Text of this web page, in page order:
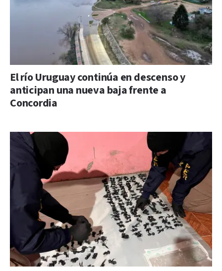
El río Uruguay continúa en descenso y
anticipan una nueva baja frente a
Concordia